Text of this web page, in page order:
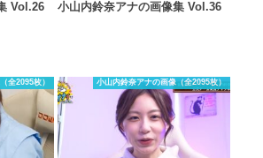
Vol.26
小山内鈴奈アナの画像集 Vol.36
全2095枚） 小山内鈴奈アナの画像（全2095枚）